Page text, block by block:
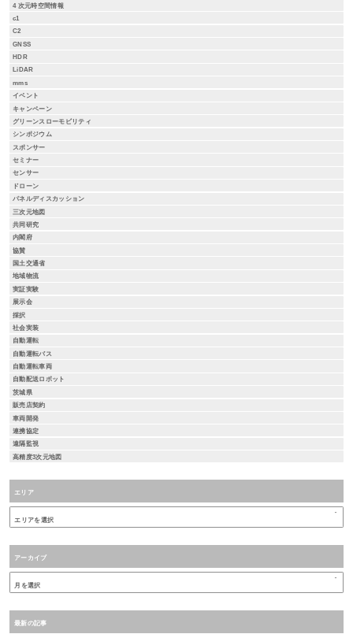
4 次元時空間情報
c1
C2
GNSS
HDR
LiDAR
mms
イベント
キャンペーン
グリーンスローモビリティ
シンポジウム
スポンサー
セミナー
センサー
ドローン
パネルディスカッション
三次元地図
共同研究
内閣府
協賛
国土交通省
地域物流
実証実験
展示会
採択
社会実装
自動運転
自動運転バス
自動運転車両
自動配送ロボット
茨城県
販売店契約
車両開発
連携協定
遠隔監視
高精度3次元地図
エリア
アーカイブ
最新の記事